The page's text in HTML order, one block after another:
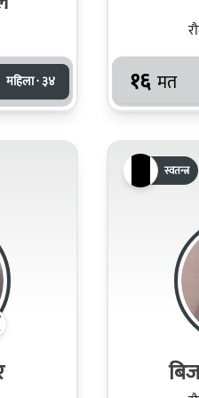
महिला · ३४ १६ मत
स्वतन्त्र